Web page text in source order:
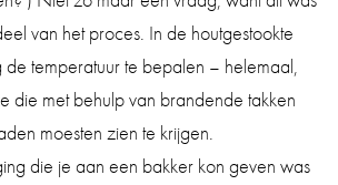
van het proces. In de houtgestookte
de temperatuur te bepalen – helemaal,
die met behulp van brandende takken
moesten zien te krijgen.
die je aan een bakker kon geven was